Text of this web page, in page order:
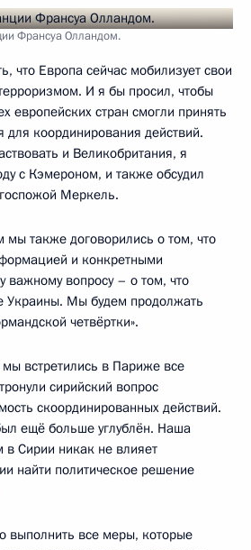
Франсуа Олландом.
что Европа сейчас мобилизует свои
И я бы просил, чтобы
европейских стран смогли принять
координирования действий.
и Великобритания, я
с Кэмероном, и также обсудил
Меркель.
мы также договорились о том, что
и конкретными
важному вопросу – о том, что
Украины. Мы будем продолжать
четвёртки».
встретились в Париже все
сирийский вопрос
скоординированных действий.
ещё больше углублён. Наша
в Сирии никак не влияет
найти политическое решение
все меры, которые